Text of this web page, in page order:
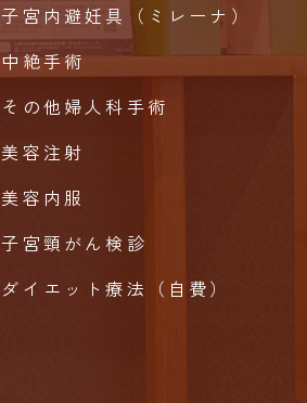
子宮内避妊具（ミレーナ）
中絶手術
その他婦人科手術
美容注射
美容内服
子宮頸がん検診
ダイエット療法（自費）